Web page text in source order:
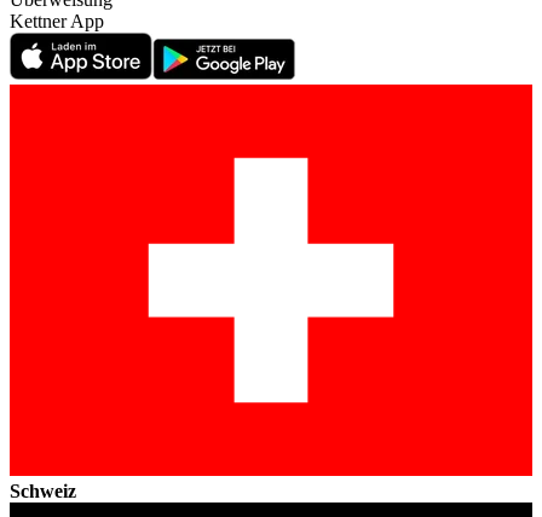
Kettner App
Schweiz